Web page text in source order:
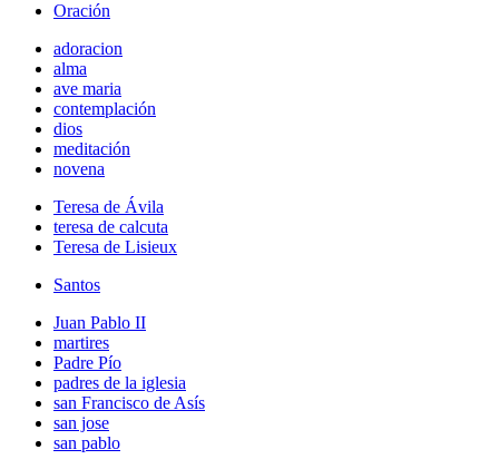
Oración
adoracion
alma
ave maria
contemplación
dios
meditación
novena
Teresa de Ávila
teresa de calcuta
Teresa de Lisieux
Santos
Juan Pablo II
martires
Padre Pío
padres de la iglesia
san Francisco de Asís
san jose
san pablo